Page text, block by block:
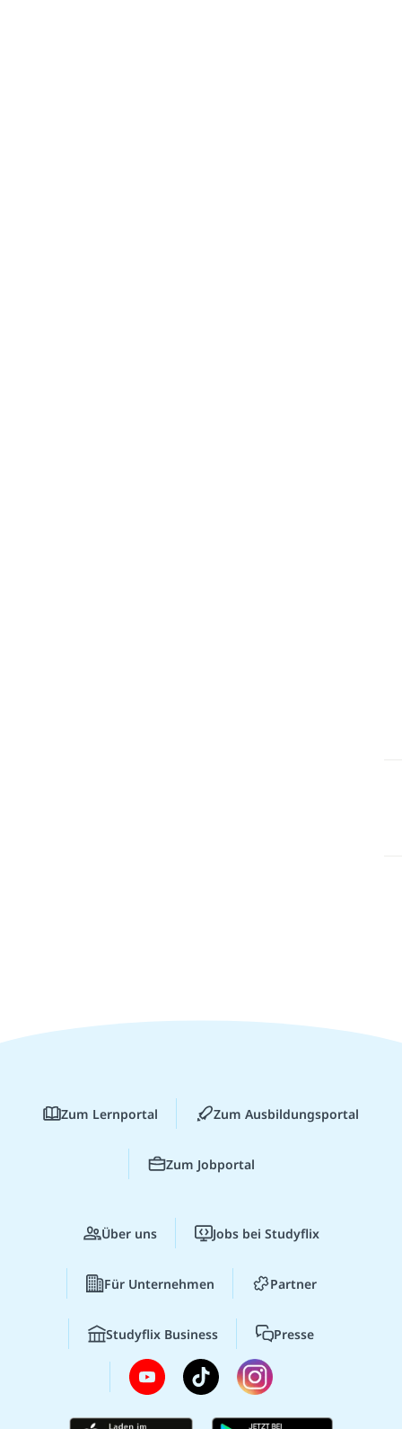
Zum Lernportal Zum Ausbildungsportal
Zum Jobportal
Über uns Jobs bei Studyflix
Für Unternehmen Partner
Studyflix Business Presse